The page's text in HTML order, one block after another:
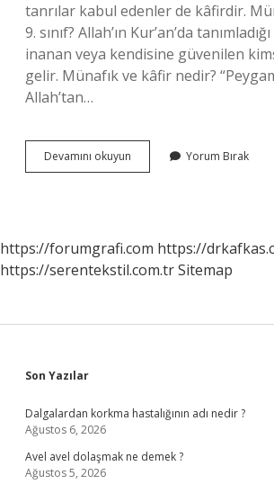
tanrılar kabul edenler de kâfirdir.
9. sınıf? Allah’ın Kur’an’da
inanan veya kendisine güvenilen
gelir. Münafık ve kâfir nedir?
Allah’tan…
Devamını okuyun
Ne
Yorum Bırak
https://forumgrafi.com https://
https://serentekstil.com.trSitemap
Sidebar
Son Yazılar
Dalgalardan korkma hastalığının adı nedir ?
Ağustos 6, 2026
Avel avel dolaşmak ne demek ?
Ağustos 5, 2026